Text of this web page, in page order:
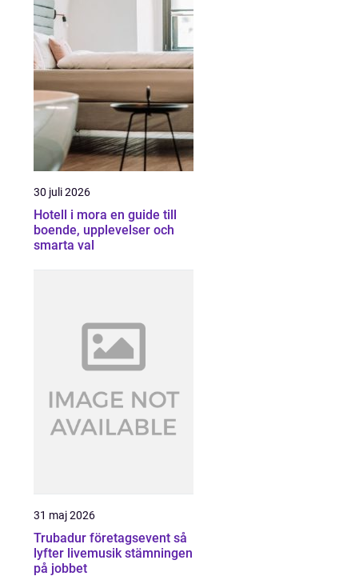
30 juli 2026
Hotell i mora en guide till
boende, upplevelser och
smarta val
31 maj 2026
Trubadur företagsevent så
lyfter livemusik stämningen
på jobbet